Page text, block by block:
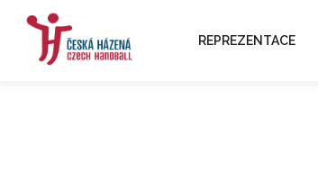
REPREZENTACE